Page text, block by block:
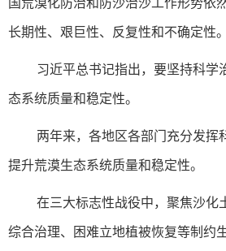
长期性、艰巨性、反复性和不确定性。
习近平总书记指出，要坚持科学
态系统质量和稳定性。
两年来，各地区各部门充分发挥
提升荒漠生态系统质量和稳定性。
在三大标志性战役中，聚焦沙化
综合治理、困难立地植被恢复等制约